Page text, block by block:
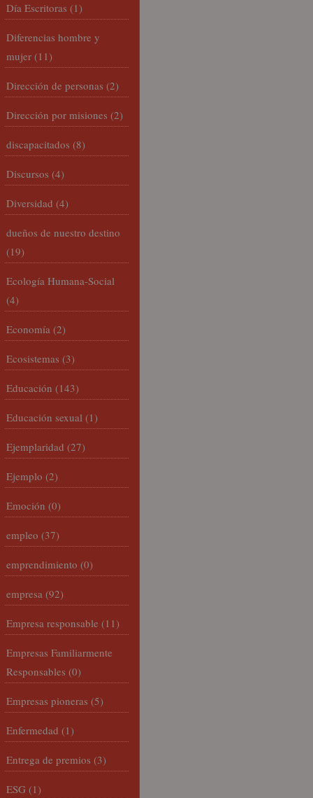
Día Escritoras (1)
Diferencias hombre y
mujer (11)
Dirección de personas (2)
Dirección por misiones (2)
discapacitados (8)
Discursos (4)
Diversidad (4)
dueños de nuestro destino
(19)
Ecología Humana-Social
(4)
Economía (2)
Ecosistemas (3)
Educación (143)
Educación sexual (1)
Ejemplaridad (27)
Ejemplo (2)
Emoción (0)
empleo (37)
emprendimiento (0)
empresa (92)
Empresa responsable (11)
Empresas Familiarmente
Responsables (0)
Empresas pioneras (5)
Enfermedad (1)
Entrega de premios (3)
ESG (1)